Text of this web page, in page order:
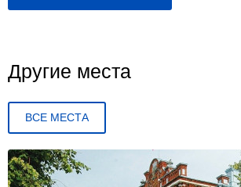
Другие места
ВСЕ МЕСТА